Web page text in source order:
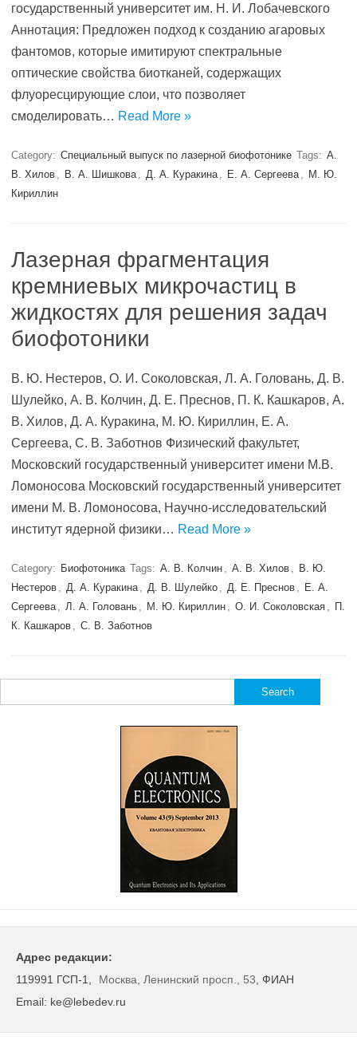
государственный университет им. Н. И. Лобачевского
Аннотация: Предложен подход к созданию агаровых
фантомов, которые имитируют спектральные
оптические свойства биотканей, содержащих
флуоресцирующие слои, что позволяет
смоделировать… Read More »
Category: Специальный выпуск по лазерной биофотонике Tags: А.
В. Хилов , В. А. Шишкова , Д. А. Куракина , Е. А. Сергеева , М. Ю.
Кириллин
Лазерная фрагментация
кремниевых микрочастиц в
жидкостях для решения задач
биофотоники
В. Ю. Нестеров, О. И. Соколовская, Л. А. Головань, Д. В.
Шулейко, А. В. Колчин, Д. Е. Преснов, П. К. Кашкаров, А.
В. Хилов, Д. А. Куракина, М. Ю. Кириллин, Е. А.
Сергеева, С. В. Заботнов Физический факультет,
Московский государственный университет имени М.В.
Ломоносова Московский государственный университет
имени М. В. Ломоносова, Научно-исследовательский
институт ядерной физики… Read More »
Category: Биофотоника Tags: А. В. Колчин , А. В. Хилов , В. Ю.
Нестеров , Д. А. Куракина , Д. В. Шулейко , Д. Е. Преснов , Е. А.
Сергеева , Л. А. Головань , М. Ю. Кириллин , О. И. Соколовская , П.
К. Кашкаров , С. В. Заботнов
for:
Адрес редакции:
119991 ГСП-1,
Москва, Ленинский просп., 53 , ФИАН
Email: ke@lebedev.ru